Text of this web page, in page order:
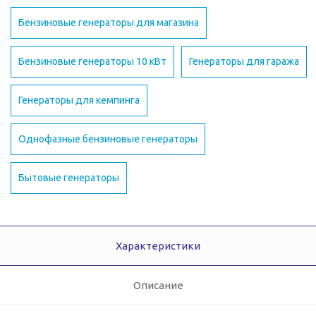
Бензиновые генераторы для магазина
Бензиновые генераторы 10 кВт Генераторы для гаража
Генераторы для кемпинга
Однофазные бензиновые генераторы
Бытовые генераторы
Характеристики
Описание